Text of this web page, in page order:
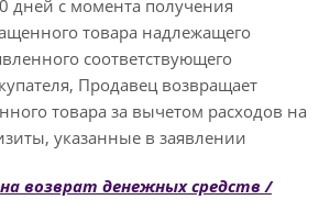
дней с момента получения
товара надлежащего
соответствующего
Продавец возвращает
товара за вычетом расходов на
указанные в заявлении
возврат денежных средств /